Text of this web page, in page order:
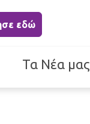
εδώ
Τα Νέα μας